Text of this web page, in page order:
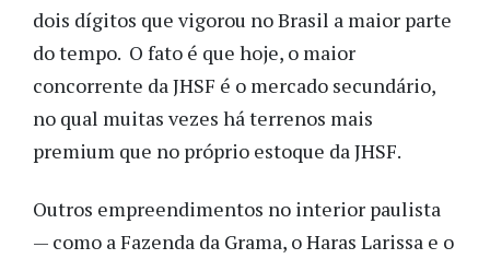
dois dígitos que vigorou no Brasil a maior parte
do tempo. O fato é que hoje, o maior
concorrente da JHSF é o mercado secundário,
no qual muitas vezes há terrenos mais
premium que no próprio estoque da JHSF.
Outros empreendimentos no interior paulista
— como a Fazenda da Grama, o Haras Larissa e o